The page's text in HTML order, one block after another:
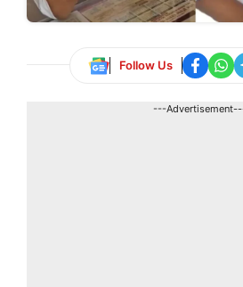
Follow Us
---